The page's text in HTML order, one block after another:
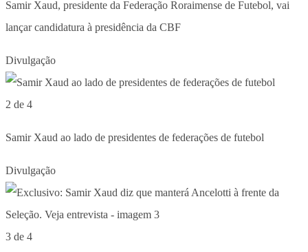
Samir Xaud, presidente da Federação Roraimense de Futebol, vai
lançar candidatura à presidência da CBF
Divulgação
2 de 4
Samir Xaud ao lado de presidentes de federações de futebol
Divulgação
3 de 4